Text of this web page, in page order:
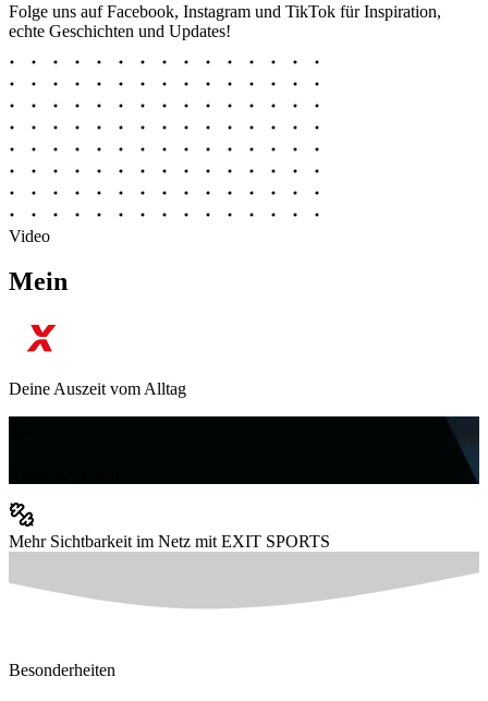
Folge uns auf Facebook, Instagram und TikTok für Inspiration,
echte Geschichten und Updates!
Video
Mein
Deine Auszeit vom Alltag
Mehr Sichtbarkeit im Netz mit EXIT SPORTS
Besonderheiten